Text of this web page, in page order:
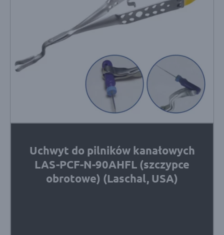
Uchwyt do pilników kanałowych
LAS-PCF-N-90AHFL (szczypce
obrotowe) (Laschal, USA)